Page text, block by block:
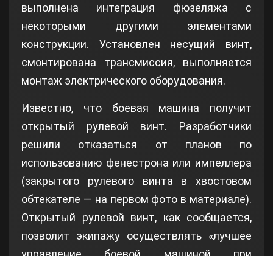
выполнена интеграция фюзеляжа с
некоторыми другими элементами
конструкции. Установлен несущий винт,
смонтирована трансмиссия, выполняется
монтаж электрического оборудования.
Известно, что боевая машина получит
открытый рулевой винт. Разработчики
решили отказаться от планов по
использованию фенестрона или импеллера
(закрытого рулевого винта в хвостовом
обтекателе — на первом фото в материале).
Открытый рулевой винт, как сообщается,
позволит экипажу осуществлять «лучшее